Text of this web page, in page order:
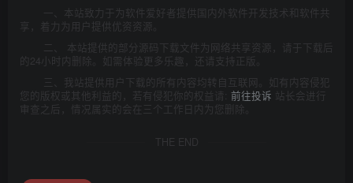
一、本站致力于为软件爱好者提供国内外软件开发技术和软件共
享，着力为用户提供优资资源。
二、 本站提供的部分源码下载文件为网络共享资源，请于下载后
的24小时内删除。如需体验更多乐趣，还请支持正版。
三、我站提供用户下载的所有内容均转自互联网。如有内容侵犯
您的版权或其他利益的，若有侵犯你的权益请: 前往投诉 站长会进行
审查之后，情况属实的会在三个工作日内为您删除。
THE END